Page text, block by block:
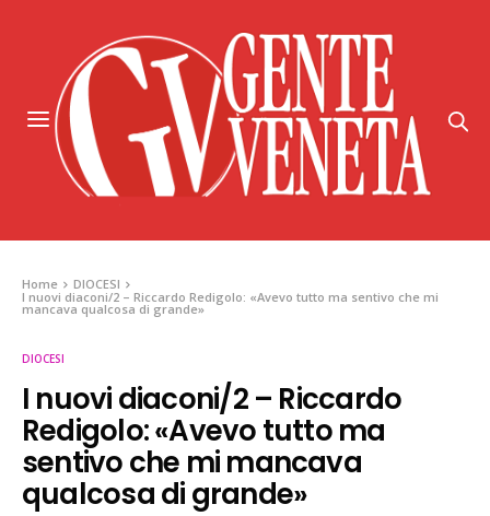
Home
DIOCESI
I nuovi diaconi/2 – Riccardo Redigolo: «Avevo tutto ma sentivo che mi
mancava qualcosa di grande»
DIOCESI
I nuovi diaconi/2 – Riccardo
Redigolo: «Avevo tutto ma
sentivo che mi mancava
qualcosa di grande»